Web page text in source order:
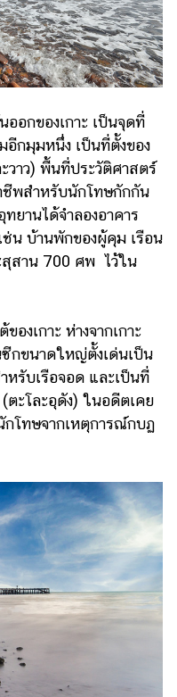
ออกของเกาะ เป็นจุดที่
อีกมุมหนึ่ง เป็นที่ตั้งของ
าว) พื้นที่ประวัติศาสตร์
ชีพสำหรับนักโทษกักกัน
ยานได้จำลองอาคาร
น บ้านพักของผู้คุม เรือน
สุสาน 700 ศพ ไว้ใน
องเกาะ ห่างจากเกาะ
กขนาดใหญ่ตั้งเด่นเป็น
รับเรือจอด และเป็นที่
ะโละอุดัง) ในอดีตเคย
กโทษจากเหตุการณ์กบฏ